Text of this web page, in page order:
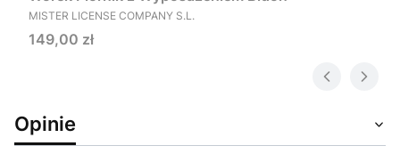
PRODUCENT
MISTER LICENSE COMPANY S.L.
Cena
149,00 zł
Opinie